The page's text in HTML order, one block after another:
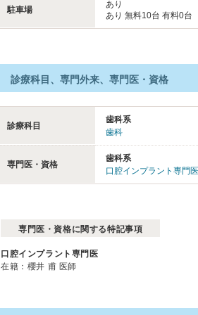
駐車場
あり
あり 無料10台 有料0台
診療科目、専門外来、専門医・資格
診療科目
歯科系
歯科
専門医・資格
歯科系
口腔インプラント専門医
専門医・資格に関する特記事項
口腔インプラント専門医
在籍：櫻井 甫 医師